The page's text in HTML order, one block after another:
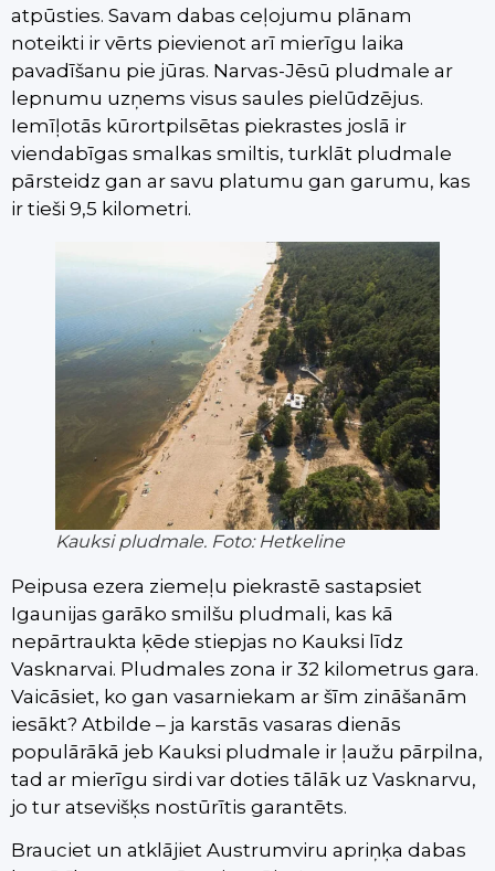
atpūsties. Savam dabas ceļojumu plānam
noteikti ir vērts pievienot arī mierīgu laika
pavadīšanu pie jūras. Narvas-Jēsū pludmale ar
lepnumu uzņems visus saules pielūdzējus.
Iemīļotās kūrortpilsētas piekrastes joslā ir
viendabīgas smalkas smiltis, turklāt pludmale
pārsteidz gan ar savu platumu gan garumu, kas
ir tieši 9,5 kilometri.
Kauksi pludmale. Foto: Hetkeline
Peipusa ezera ziemeļu piekrastē sastapsiet
Igaunijas garāko smilšu pludmali, kas kā
nepārtraukta ķēde stiepjas no Kauksi līdz
Vasknarvai. Pludmales zona ir 32 kilometrus gara.
Vaicāsiet, ko gan vasarniekam ar šīm zināšanām
iesākt? Atbilde – ja karstās vasaras dienās
populārākā jeb Kauksi pludmale ir ļaužu pārpilna,
tad ar mierīgu sirdi var doties tālāk uz Vasknarvu,
jo tur atsevišķs nostūrītis garantēts.
Brauciet un atklājiet Austrumviru apriņķa dabas